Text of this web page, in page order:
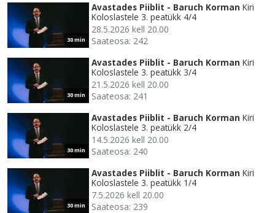
30 min
Avastades Piiblit - Baruch Korman Kiri
Koloslastele 3. peatükk 4/4
28.5.2026 kell 20.00
Saateosa: 242
30 min
Avastades Piiblit - Baruch Korman Kiri
Koloslastele 3. peatükk 3/4
21.5.2026 kell 20.00
Saateosa: 241
30 min
Avastades Piiblit - Baruch Korman Kiri
Koloslastele 3. peatükk 2/4
14.5.2026 kell 20.00
Saateosa: 240
30 min
Avastades Piiblit - Baruch Korman Kiri
Koloslastele 3. peatükk 1/4
7.5.2026 kell 20.00
Saateosa: 239